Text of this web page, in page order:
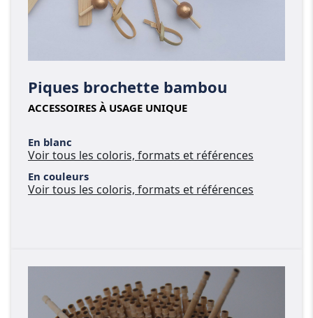
Piques brochette bambou
ACCESSOIRES À USAGE UNIQUE
En blanc
Voir tous les coloris, formats et références
En couleurs
Voir tous les coloris, formats et références